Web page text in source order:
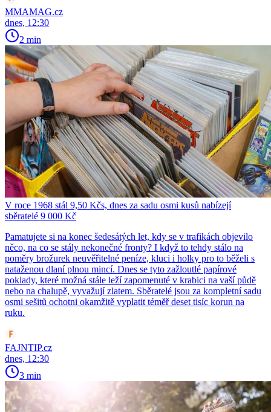
MMAMAG.cz
dnes, 12:30
2 min
V roce 1968 stál 9,50 Kčs, dnes za sadu osmi kusů nabízejí
sběratelé 9 000 Kč
Pamatujete si na konec šedesátých let, kdy se v trafikách objevilo
něco, na co se stály nekonečné fronty? I když to tehdy stálo na
poměry brožurek neuvěřitelné peníze, kluci i holky pro to běželi s
nataženou dlaní plnou mincí. Dnes se tyto zažloutlé papírové
poklady, které možná stále leží zapomenuté v krabici na vaší půdě
nebo na chalupě, vyvažují zlatem. Sběratelé jsou za kompletní sadu
osmi sešitů ochotni okamžitě vyplatit téměř deset tisíc korun na
ruku.
FAJNTIP.cz
dnes, 12:30
3 min